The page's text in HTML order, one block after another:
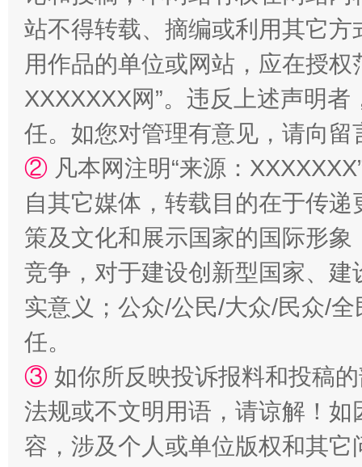
镜头丨大暑三秋近 山西：
如何以同查同治破解风腐交织难题 养老服
站不得转载、摘编或利用其它
用作品的单位或网站，应在授
XXXXXXX网”。违反上述声明
任。如您对管理有意见，请向
② 凡本网注明“来源：
自其它媒体，转载目的在于传
策及文化和展示国家的国际形
竞争，对于建设创新型国家、
实意义；公众/公民/大众/民众/
任。
③ 如你所反映投诉报料和投稿
法规或不文明用语，请谅解！
容，涉及个人或单位版权和其它